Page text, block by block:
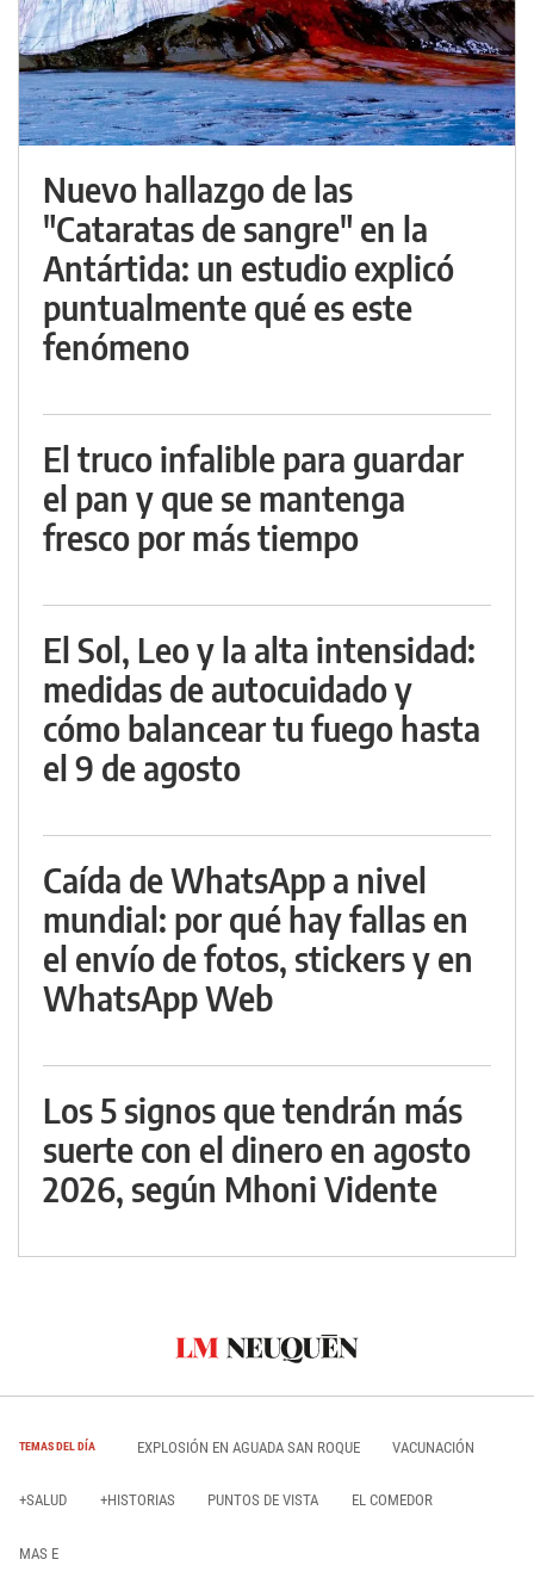
Nuevo hallazgo de las
"Cataratas de sangre" en la
Antártida: un estudio explicó
puntualmente qué es este
fenómeno
El truco infalible para guardar
el pan y que se mantenga
fresco por más tiempo
El Sol, Leo y la alta intensidad:
medidas de autocuidado y
cómo balancear tu fuego hasta
el 9 de agosto
Caída de WhatsApp a nivel
mundial: por qué hay fallas en
el envío de fotos, stickers y en
WhatsApp Web
Los 5 signos que tendrán más
suerte con el dinero en agosto
2026, según Mhoni Vidente
TEMAS DEL DÍA EXPLOSIÓN EN AGUADA SAN ROQUE VACUNACIÓN
+SALUD +HISTORIAS PUNTOS DE VISTA EL COMEDOR
MAS E